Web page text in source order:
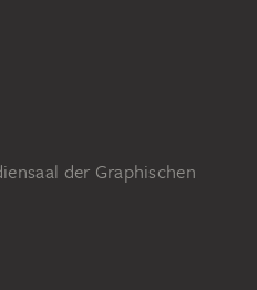
der Graphischen